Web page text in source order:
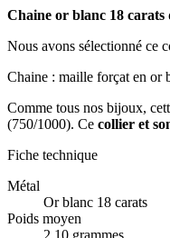
Chaine or blanc 18
Nous avons sélectionné ce
Chaine : maille forçat en or
Comme tous nos bijoux,
(750/1000). Ce collier et
Fiche technique
Métal
Or blanc 18 carats
Poids moyen
2,10 grammes